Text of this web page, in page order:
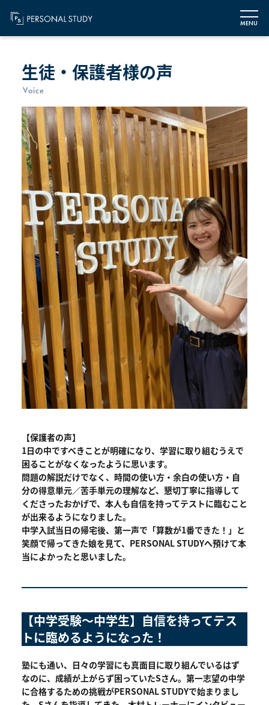
MENU
生徒・保護者様の声
Voice
【保護者の声】
1日の中ですべきことが明確になり、学習に取り組むうえで
困ることがなくなったように思います。
問題の解説だけでなく、時間の使い方・余白の使い方・自
分の得意単元／苦手単元の理解など、懇切丁寧に指導して
くださったおかげで、本人も自信を持ってテストに臨むこと
が出来るようになりました。
中学入試当日の帰宅後、第一声で「算数が1番できた！」と
笑顔で帰ってきた娘を見て、PERSONAL STUDYへ預けて本
当によかったと思いました。
【中学受験～中学生】自信を持ってテス
トに臨めるようになった！
塾にも通い、日々の学習にも真面目に取り組んでいるはず
なのに、成績が上がらず困っていたSさん。第一志望の中学
に合格するための挑戦がPERSONAL STUDYで始まりまし